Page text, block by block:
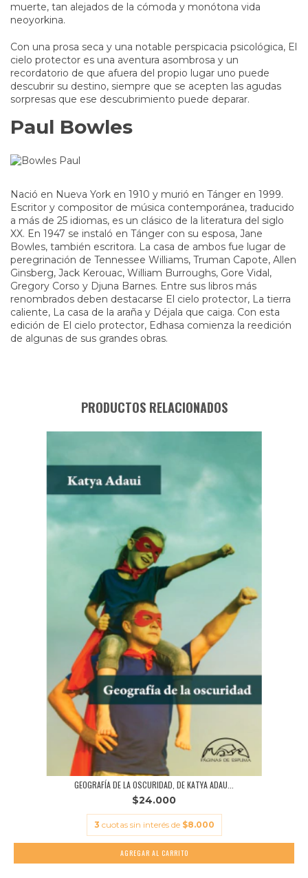
muerte, tan alejados de la cómoda y monótona vida
neoyorkina.
Con una prosa seca y una notable perspicacia psicológica, El
cielo protector es una aventura asombrosa y un
recordatorio de que afuera del propio lugar uno puede
descubrir su destino, siempre que se acepten las agudas
sorpresas que ese descubrimiento puede deparar.
Paul Bowles
Nació en Nueva York en 1910 y murió en Tánger en 1999.
Escritor y compositor de música contemporánea, traducido
a más de 25 idiomas, es un clásico de la literatura del siglo
XX. En 1947 se instaló en Tánger con su esposa, Jane
Bowles, también escritora. La casa de ambos fue lugar de
peregrinación de Tennessee Williams, Truman Capote, Allen
Ginsberg, Jack Kerouac, William Burroughs, Gore Vidal,
Gregory Corso y Djuna Barnes. Entre sus libros más
renombrados deben destacarse El cielo protector, La tierra
caliente, La casa de la araña y Déjala que caiga. Con esta
edición de El cielo protector, Edhasa comienza la reedición
de algunas de sus grandes obras.
PRODUCTOS RELACIONADOS
GEOGRAFÍA DE LA OSCURIDAD, DE KATYA ADAU...
$24.000
3 cuotas sin interés de $8.000